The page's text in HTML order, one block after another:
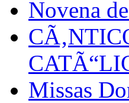
Novena
Missas